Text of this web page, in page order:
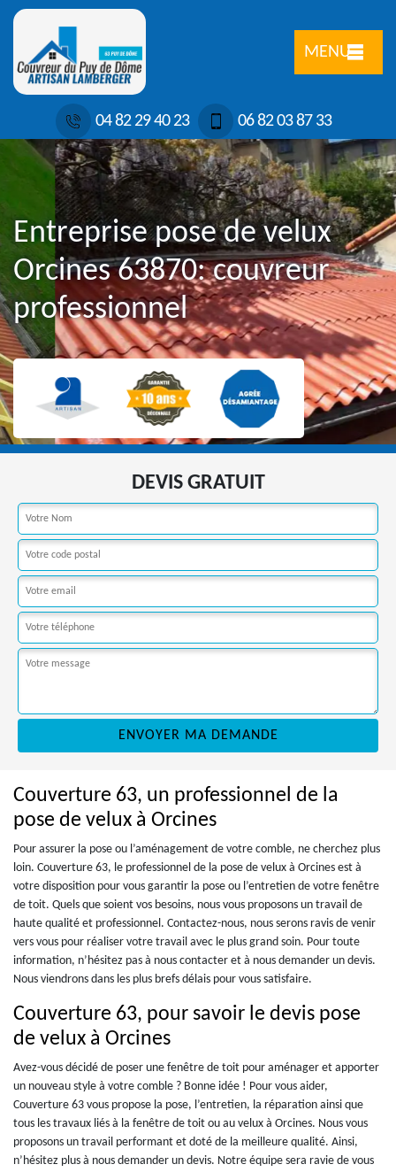
MENU
04 82 29 40 23 06 82 03 87 33
Entreprise pose de velux
Orcines 63870: couvreur
professionnel
DEVIS GRATUIT
Couverture 63, un professionnel de la
pose de velux à Orcines
Pour assurer la pose ou l’aménagement de votre comble, ne cherchez plus
loin. Couverture 63, le professionnel de la pose de velux à Orcines est à
votre disposition pour vous garantir la pose ou l’entretien de votre fenêtre
de toit. Quels que soient vos besoins, nous vous proposons un travail de
haute qualité et professionnel. Contactez-nous, nous serons ravis de venir
vers vous pour réaliser votre travail avec le plus grand soin. Pour toute
information, n’hésitez pas à nous contacter et à nous demander un devis.
Nous viendrons dans les plus brefs délais pour vous satisfaire.
Couverture 63, pour savoir le devis pose
de velux à Orcines
Avez-vous décidé de poser une fenêtre de toit pour aménager et apporter
un nouveau style à votre comble ? Bonne idée ! Pour vous aider,
Couverture 63 vous propose la pose, l’entretien, la réparation ainsi que
tous les travaux liés à la fenêtre de toit ou au velux à Orcines. Nous vous
proposons un travail performant et doté de la meilleure qualité. Ainsi,
n’hésitez plus à nous demander un devis. Notre équipe sera ravie de vous